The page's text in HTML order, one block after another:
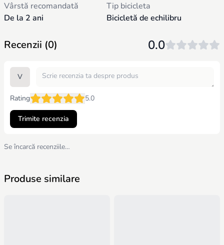
Vârstă recomandată
De la 2 ani
Tip bicicleta
Bicicletă de echilibru
12 inch
78 x 35 x 49 cm
Greutate bicicletă
Aproximativ 3.6 kg
35-45 cm
Tip anvelope
Fără aer (foam)
Recenzii (0) 0.0
V
Rating 5.0
Trimite recenzia
Se încarcă recenziile…
Produse similare